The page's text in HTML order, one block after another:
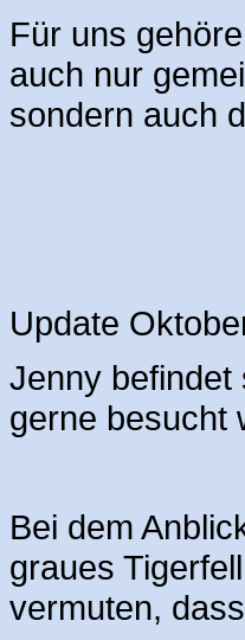
Für uns
auch nur
sondern auch
Update
Jenny befindet
gerne besucht
Bei dem
graues
vermuten,